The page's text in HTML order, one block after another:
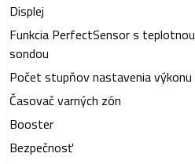
Displej
Funkcia PerfectSensor s teplotnou
sondou
Počet stupňov nastavenia výkonu
Časovač varných zón
Booster
Bezpečnosť